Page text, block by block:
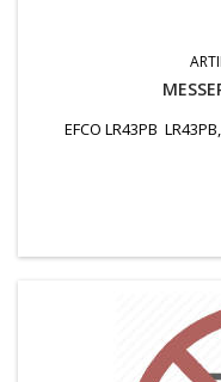
EFCO LR43PB